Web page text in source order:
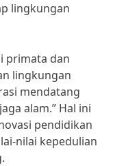
lingkungan
primata dan
lingkungan
mendatang
alam.” Hal ini
pendidikan
nilai kepedulian